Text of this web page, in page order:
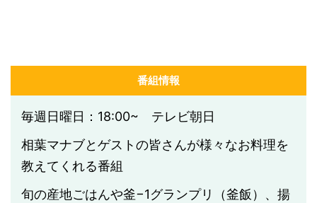
番組情報
毎週日曜日：18:00~ テレビ朝日
相葉マナブとゲストの皆さんが様々なお料理を
教えてくれる番組
旬の産地ごはんや釜−1グランプリ（釜飯）、揚